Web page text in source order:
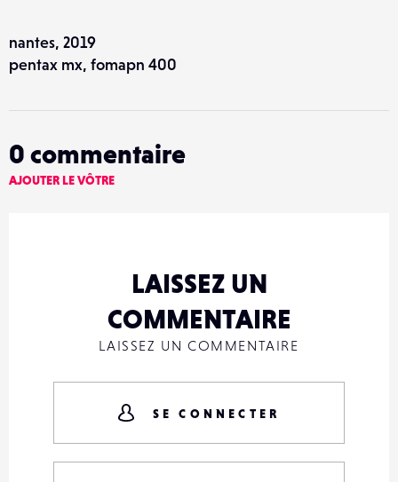
nantes, 2019
pentax mx, fomapn 400
0 commentaire
AJOUTER LE VÔTRE
LAISSEZ UN
COMMENTAIRE
LAISSEZ UN COMMENTAIRE
SE CONNECTER